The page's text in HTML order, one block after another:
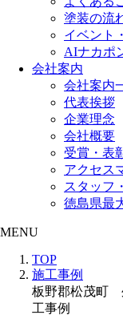
塗装の流
イベント
AIナカポ
会社案内
会社案内
代表挨拶
企業理念
会社概要
受賞・表
アクセス
スタッフ
徳島県最
MENU
TOP
施工事例
板野郡松茂町
工事例